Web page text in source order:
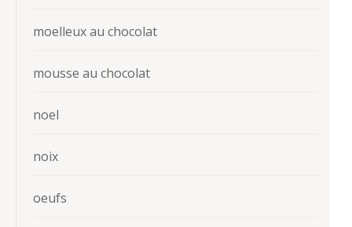
moelleux au chocolat
mousse au chocolat
noel
noix
oeufs